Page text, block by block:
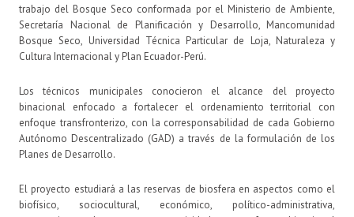
trabajo del Bosque Seco conformada por el Ministerio de Ambiente,
Secretaría Nacional de Planificación y Desarrollo, Mancomunidad
Bosque Seco, Universidad Técnica Particular de Loja, Naturaleza y
Cultura Internacional y Plan Ecuador-Perú.
Los técnicos municipales conocieron el alcance del proyecto
binacional enfocado a fortalecer el ordenamiento territorial con
enfoque transfronterizo, con la corresponsabilidad de cada Gobierno
Autónomo Descentralizado (GAD) a través de la formulación de los
Planes de Desarrollo.
El proyecto estudiará a las reservas de biosfera en aspectos como el
biofísico, sociocultural, económico, político-administrativa,